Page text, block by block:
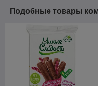
Подобные товары